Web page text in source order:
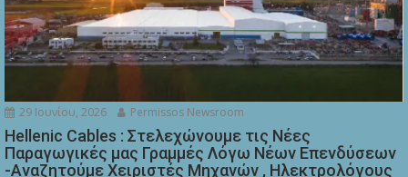
29 Ιουνίου, 2026 Permissos Newsroom
Hellenic Cables : Στελεχώνουμε τις Νέες
Παραγωγικές μας Γραμμές Λόγω Νέων Επενδύσεων
-Αναζητούμε Χειριστές Μηχανών , Ηλεκτρολόγους